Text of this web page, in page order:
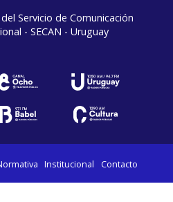
Servicio de Comunicación
- SECAN - Uruguay
Institucional Contacto